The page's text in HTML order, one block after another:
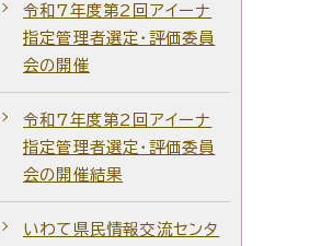
令和7年度第2回アイーナ
指定管理者選定・評価委員
会の開催
令和7年度第2回アイーナ
指定管理者選定・評価委員
会の開催結果
いわて県民情報交流センタ